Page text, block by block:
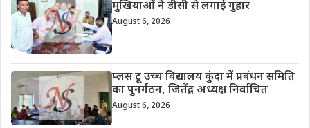
मुखियाओं ने डीसी से लगाई गुहार
August 6, 2026
प्लस टू उच्च विद्यालय कुंदा में प्रबंधन समिति
का पुनर्गठन, जितेंद्र अध्यक्ष निर्वाचित
August 6, 2026